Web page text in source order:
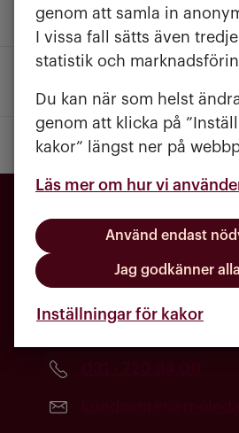
genom att samla in
I vissa fall sätts även
statistik och
Du kan när som helst
genom att klicka på
kakor” längst ner på
Läs mer om hur vi
Använd endast
Jag godkänner
Inställningar för kakor
Skyddsrum